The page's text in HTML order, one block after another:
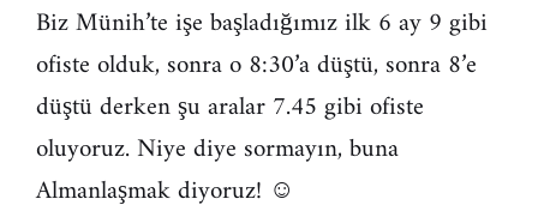
Biz Münih’te işe başladığımız ilk 6 ay 9 gibi
ofiste olduk, sonra o 8:30’a düştü, sonra 8’e
düştü derken şu aralar 7.45 gibi ofiste
oluyoruz. Niye diye sormayın, buna
Almanlaşmak diyoruz! ☺